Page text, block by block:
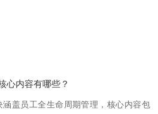
心内容有哪些？
盖员工全生命周期管理，核心内容包